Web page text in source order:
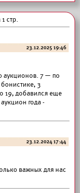
стр.
23.12.2025 19:46
аукционов. 7 — по
3
19, добавился еще
года -
23.12.2024 17:44
важных для нас